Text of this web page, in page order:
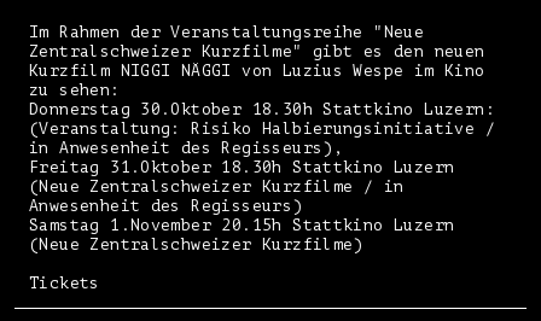
Im Rahmen der Veranstaltungsreihe "Neue
Zentralschweizer Kurzfilme" gibt es den neuen
Kurzfilm NIGGI NÄGGI von Luzius Wespe im Kino
zu sehen:
Donnerstag 30.Oktober 18.30h Stattkino Luzern:
(Veranstaltung: Risiko Halbierungsinitiative /
in Anwesenheit des Regisseurs),
Freitag 31.Oktober 18.30h Stattkino Luzern
(Neue Zentralschweizer Kurzfilme / in
Anwesenheit des Regisseurs)
Samstag 1.November 20.15h Stattkino Luzern
(Neue Zentralschweizer Kurzfilme)
Tickets